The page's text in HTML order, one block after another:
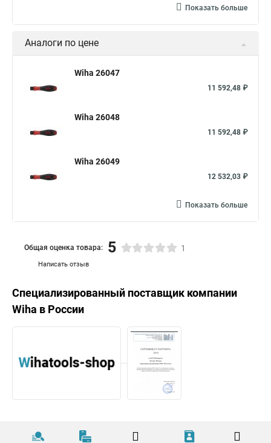
Показать больше
Аналоги по цене
Wiha 26047
11 592,48 ₽
Wiha 26048
11 592,48 ₽
Wiha 26049
12 532,03 ₽
Показать больше
Написать отзыв
Общая оценка товара: 5 1
Специализированный поставщик компании
Wiha в России